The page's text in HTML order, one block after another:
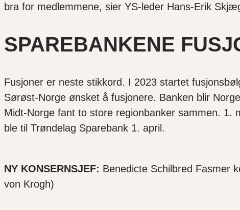
bra for medlemmene, sier YS-leder Hans-Erik
SPAREBANKENE
Fusjoner er neste stikkord. I 2023 startet
Sørøst-Norge ønsket å fusjonere. Banken blir
Midt-Norge fant to store regionbanker sammen.
ble til Trøndelag Sparebank 1. april.
NY KONSERNSJEF: Benedicte Schilbred Fasmer
von Krogh)